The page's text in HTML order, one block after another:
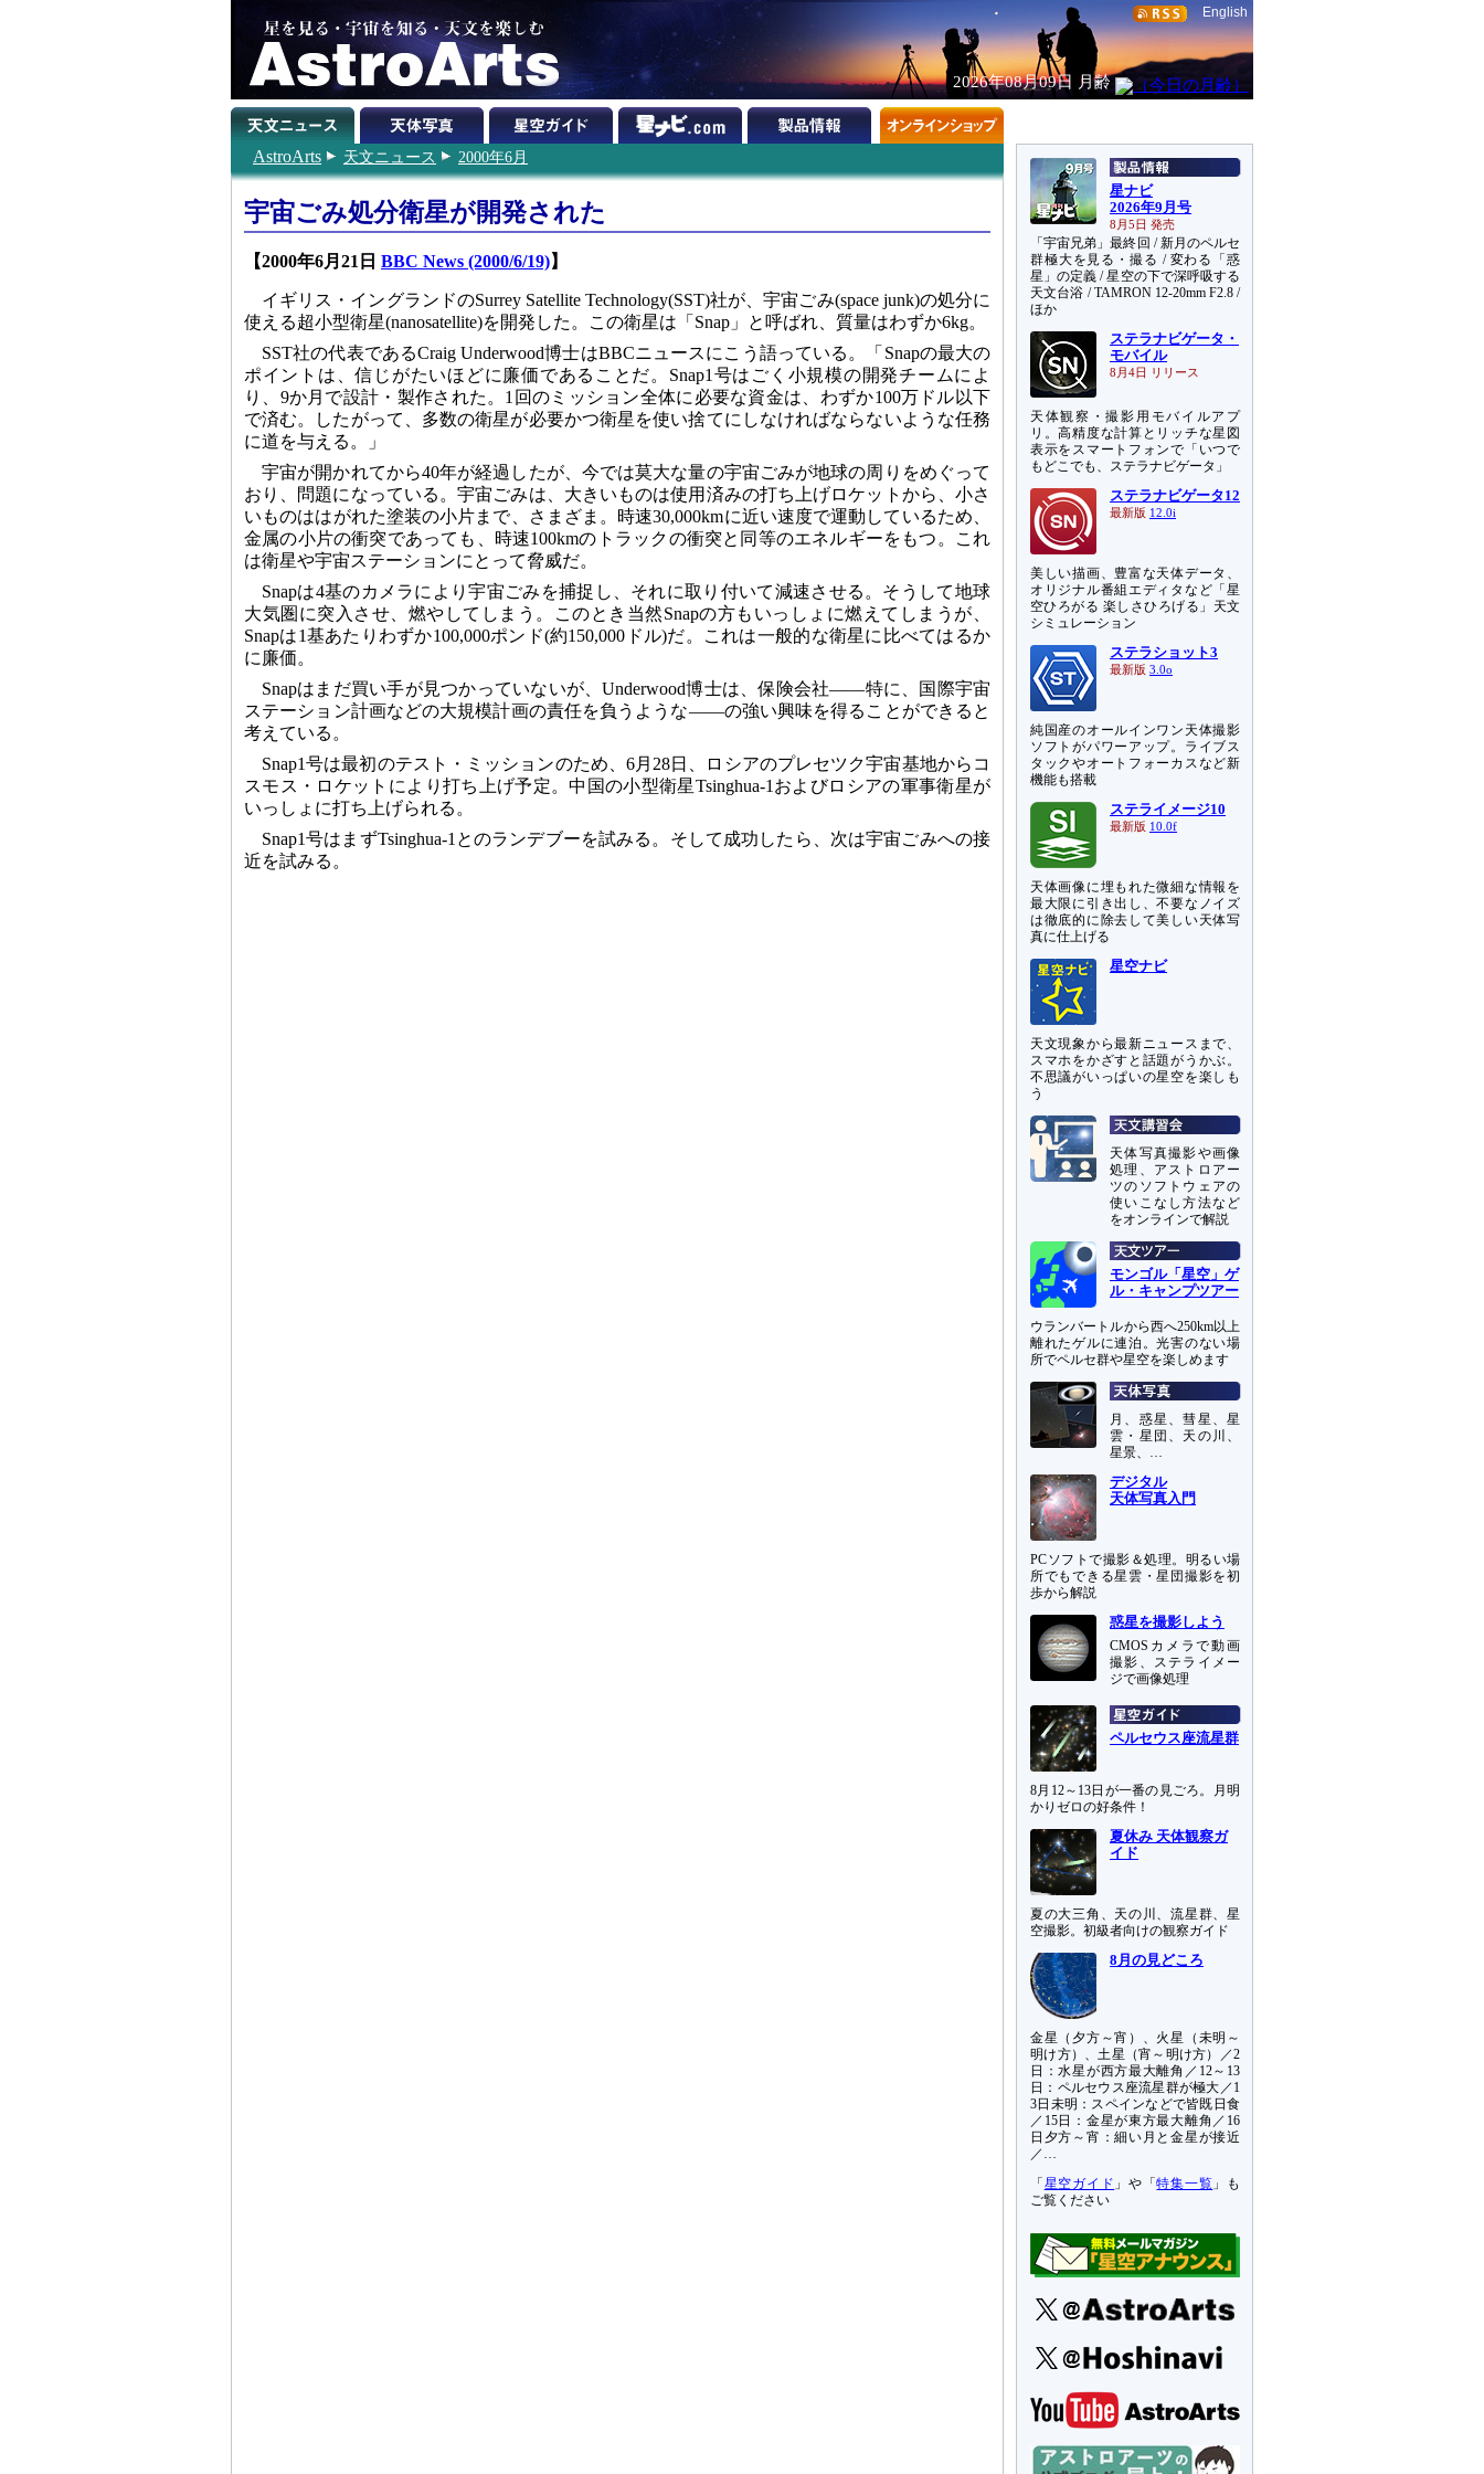
English
2026年08月09日 月齢
AstroArts 天文ニュース 2000年6月
宇宙ごみ処分衛星が開発された
【2000年6月21日 BBC News (2000/6/19)】
イギリス・イングランドのSurrey Satellite Technology(SST)社が、宇宙ごみ(space junk)の処分に
使える超小型衛星(nanosatellite)を開発した。この衛星は「Snap」と呼ばれ、質量はわずか6kg。
SST社の代表であるCraig Underwood博士はBBCニュースにこう語っている。「Snapの最大の
ポイントは、信じがたいほどに廉価であることだ。Snap1号はごく小規模の開発チームによ
り、9か月で設計・製作された。1回のミッション全体に必要な資金は、わずか100万ドル以下
で済む。したがって、多数の衛星が必要かつ衛星を使い捨てにしなければならないような任務
に道を与える。」
宇宙が開かれてから40年が経過したが、今では莫大な量の宇宙ごみが地球の周りをめぐって
おり、問題になっている。宇宙ごみは、大きいものは使用済みの打ち上げロケットから、小さ
いものははがれた塗装の小片まで、さまざま。時速30,000kmに近い速度で運動しているため、
金属の小片の衝突であっても、時速100kmのトラックの衝突と同等のエネルギーをもつ。これ
は衛星や宇宙ステーションにとって脅威だ。
Snapは4基のカメラにより宇宙ごみを捕捉し、それに取り付いて減速させる。そうして地球
大気圏に突入させ、燃やしてしまう。このとき当然Snapの方もいっしょに燃えてしまうが、
Snapは1基あたりわずか100,000ポンド(約150,000ドル)だ。これは一般的な衛星に比べてはるか
に廉価。
Snapはまだ買い手が見つかっていないが、Underwood博士は、保険会社――特に、国際宇宙
ステーション計画などの大規模計画の責任を負うような――の強い興味を得ることができると
考えている。
Snap1号は最初のテスト・ミッションのため、6月28日、ロシアのプレセツク宇宙基地からコ
スモス・ロケットにより打ち上げ予定。中国の小型衛星Tsinghua-1およびロシアの軍事衛星が
いっしょに打ち上げられる。
Snap1号はまずTsinghua-1とのランデブーを試みる。そして成功したら、次は宇宙ごみへの接
近を試みる。
星ナビ
2026年9月号
8月5日 発売
「宇宙兄弟」最終回 / 新月のペルセ
群極大を見る・撮る / 変わる「惑
星」の定義 / 星空の下で深呼吸する
天文台浴 / TAMRON 12-20mm F2.8 /
ほか
ステラナビゲータ・
モバイル
8月4日 リリース
天体観察・撮影用モバイルアプ
リ。高精度な計算とリッチな星図
表示をスマートフォンで「いつで
もどこでも、ステラナビゲータ」
ステラナビゲータ12
最新版 12.0i
美しい描画、豊富な天体データ、
オリジナル番組エディタなど「星
空ひろがる 楽しさひろげる」天文
シミュレーション
ステラショット3
最新版 3.0o
純国産のオールインワン天体撮影
ソフトがパワーアップ。ライブス
タックやオートフォーカスなど新
機能も搭載
ステライメージ10
最新版 10.0f
天体画像に埋もれた微細な情報を
最大限に引き出し、不要なノイズ
は徹底的に除去して美しい天体写
真に仕上げる
星空ナビ
天文現象から最新ニュースまで、
スマホをかざすと話題がうかぶ。
不思議がいっぱいの星空を楽しも
う
天体写真撮影や画像
処理、アストロアー
ツのソフトウェアの
使いこなし方法など
をオンラインで解説
モンゴル「星空」ゲ
ル・キャンプツアー
ウランバートルから西へ250km以上
離れたゲルに連泊。光害のない場
所でペルセ群や星空を楽しめます
月、惑星、彗星、星
雲・星団、天の川、
星景、…
デジタル
天体写真入門
PCソフトで撮影＆処理。明るい場
所でもできる星雲・星団撮影を初
歩から解説
惑星を撮影しよう
CMOSカメラで動画
撮影、ステライメー
ジで画像処理
ペルセウス座流星群
8月12～13日が一番の見ごろ。月明
かりゼロの好条件！
夏休み 天体観察ガ
イド
夏の大三角、天の川、流星群、星
空撮影。初級者向けの観察ガイド
8月の見どころ
金星（夕方～宵）、火星（未明～
明け方）、土星（宵～明け方）／2
日：水星が西方最大離角／12～13
日：ペルセウス座流星群が極大／1
3日未明：スペインなどで皆既日食
／15日：金星が東方最大離角／16
日夕方～宵：細い月と金星が接近
／…
「 星空ガイド 」や「特集一覧 」も
ご覧ください